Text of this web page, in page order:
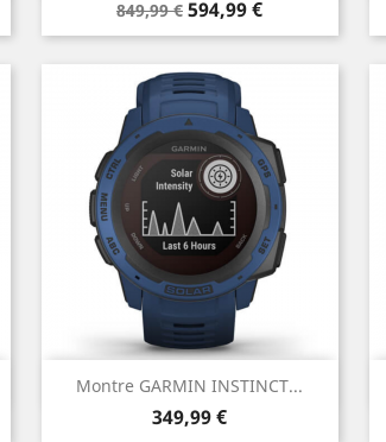
Prix
de
849,99 € Prix
594,99 €
Montre GARMIN INSTINCT...
Prix
349,99 €
 Aperçu rapide